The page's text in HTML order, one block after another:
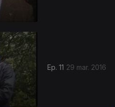
Ep. 11 29 mar. 2016